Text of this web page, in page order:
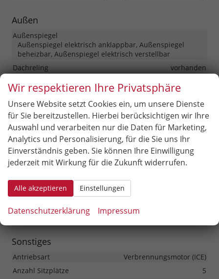
Außen
Außenspiegel
Außenspiegel elektrisch anklappbar, Außenspiegel
beheizbar, Außenspiegel elektrisch verstellbar
Dachreling
vorhanden
Scheiben, Verglasung
Getönte Scheiben, Privacy Glass (Heckscheibe und
hintere Seitenscheiben abgedunkelt)
Räder & Technik
Antriebsachse
Frontantrieb
Bremsen
Elektronische Parkbremse
Fahrwerk- und Regelungssysteme
Antiblockiersystem (ABS), Elektronisches Stabilitäts-
Programm (ESP), Reifendruckkontrolle
Felgentyp
Sonstiges
Antriebsart
Verbrennungsmotor (ICE)
Anzahl Sitzplätze
5
Wir respektieren Ihre Privatsphäre
Unsere Website setzt Cookies ein, um unsere Dienste
für Sie bereitzustellen. Hierbei berücksichtigen wir Ihre
Auswahl und verarbeiten nur die Daten für Marketing,
Analytics und Personalisierung, für die Sie uns Ihr
Einverständnis geben. Sie können Ihre Einwilligung
jederzeit mit Wirkung für die Zukunft widerrufen.
Alle akzeptieren Einstellungen
Datenschutzerklärung Impressum